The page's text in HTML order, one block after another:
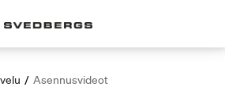
/ Asennusvideot